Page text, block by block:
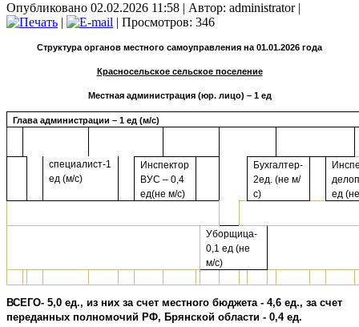
Опубликовано 02.02.2026 11:58 | Автор: administrator|
|
| Просмотров: 346
Структура органов местного самоуправления на 01.01.2026 года
Красносельское сельское поселение
Местная администрация (юр. лицо) – 1 ед
Глава администрации – 1 ед (м/с)
специалист-1
ед (м/с)
Инспектор
ВУС – 0,4
ед(не м/с)
Бухгалтер-
2ед. (не м/
с)
ед
Уборщица-
0,1 ед (не
м/с)
ВСЕГО- 5,0 ед., из них за счет местного бюджета - 4,6 ед., за счет
переданных полномочий РФ, Брянской области - 0,4 ед.